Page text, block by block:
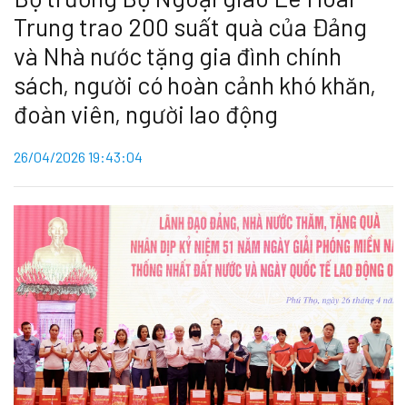
Trung trao 200 suất quà của Đảng
và Nhà nước tặng gia đình chính
sách, người có hoàn cảnh khó khăn,
đoàn viên, người lao động
26/04/2026 19:43:04